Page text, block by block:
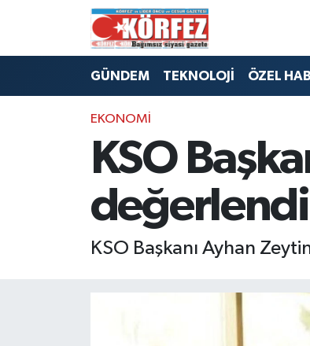
GÜNDEM TEKNOLOJİ ÖZEL
EKONOMİ
KSO
KSO Başkanı Ayhan
Hava Durumu
Trafik Durumu
Süper Lig Puan Durumu ve Fikstür
Son Dakika Haberleri